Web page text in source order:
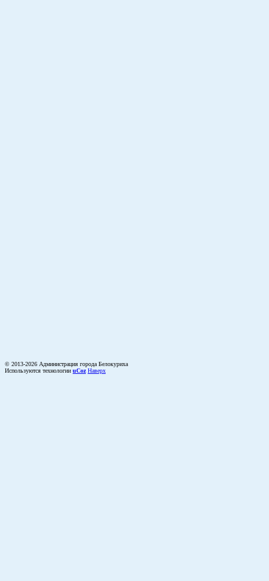
© 2013-2026 Администрация города Белокуриха
Используются технологии uCoz Наверх